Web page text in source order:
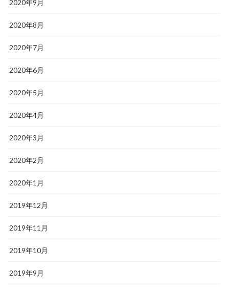
2020年9月
2020年8月
2020年7月
2020年6月
2020年5月
2020年4月
2020年3月
2020年2月
2020年1月
2019年12月
2019年11月
2019年10月
2019年9月